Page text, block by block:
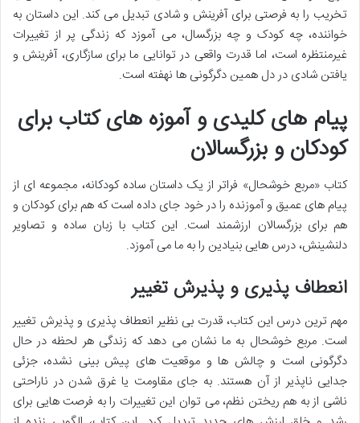
تخریب را به فرصتی برای آفرینش و شادی تبدیل می کند. این داستان به
خواننده، چه کودک و چه بزرگسال، می آموزد که زندگی پر از تغییرات
غیرمنتظره است، اما قدرت واقعی در توانایی ما برای سازگاری، آفرینش و
یافتن شادی در دل همین دگرگونی ها نهفته است.
پیام های کلیدی و آموزه های کتاب برای
کودکان و بزرگسالان
کتاب «مربع خوشحال» فراتر از یک داستان ساده کودکانه، مجموعه ای از
پیام های عمیق و آموزنده را در خود جای داده است که هم برای کودکان و
هم برای بزرگسالان ارزشمند است. این کتاب با زبان ساده و تصاویر
دلنشینش، درس هایی بنیادین را به ما می آموزد.
انعطاف پذیری و پذیرش تغییر
مهم ترین درس این کتاب، قدرت بی نظیر انعطاف پذیری و پذیرش تغییر
است. مربع خوشحال به ما نشان می دهد که زندگی هر لحظه در حال
دگرگونی است و چالش ها و موقعیت های پیش بینی نشده، جزئی
جدایی ناپذیر از آن هستند. به جای مقاومت یا غرق شدن در ناراحتی
ناشی از به هم ریختن نظم، می توان این تغییرات را به فرصت هایی برای